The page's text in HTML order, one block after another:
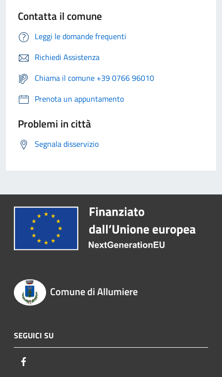
Contatta il comune
Leggi le domande frequenti
Richiedi Assistenza
Chiama il comune +39 0766 96010
Prenota un appuntamento
Problemi in città
Segnala disservizio
Comune di Allumiere
SEGUICI SU